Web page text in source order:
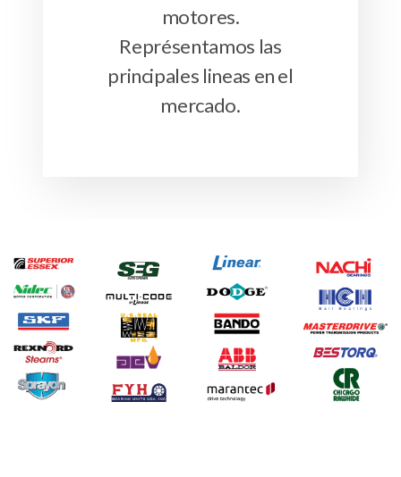
motores.
Représentamos las
principales lineas en el
mercado.